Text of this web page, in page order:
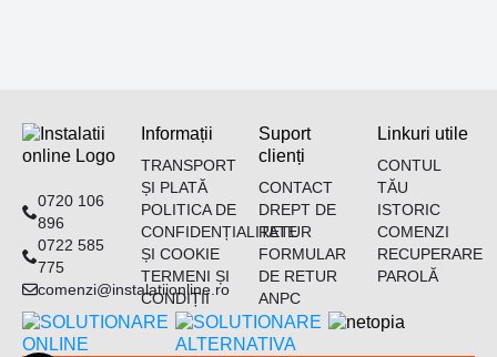
0720 106
896
0722 585
775
comenzi@instalatiionline.ro
Informații
TRANSPORT
ȘI PLATĂ
POLITICA DE
CONFIDENȚIALITATE
ȘI COOKIE
TERMENI ȘI
CONDIȚII
Suport
clienți
CONTACT
DREPT DE
RETUR
FORMULAR
DE RETUR
ANPC
Linkuri utile
CONTUL
TĂU
ISTORIC
COMENZI
RECUPERARE
PAROLĂ